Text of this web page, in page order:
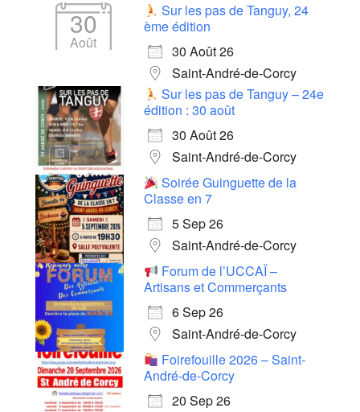
30
Août
Sur les pas de Tanguy, 24
ème édition
30 Août 26
Saint-André-de-Corcy
Sur les pas de Tanguy – 24e
édition : 30 août
30 Août 26
Saint-André-de-Corcy
Soirée Guinguette de la
Classe en 7
5 Sep 26
Saint-André-de-Corcy
Forum de l’UCCAÏ –
Artisans et Commerçants
6 Sep 26
Saint-André-de-Corcy
Foirefouille 2026 – Saint-
André-de-Corcy
20 Sep 26